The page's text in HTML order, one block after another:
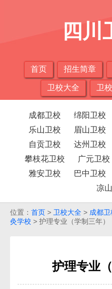
四川
首页 招生简章
卫校大全 卫
成都卫校 绵阳卫校
乐山卫校
眉山卫校
自贡卫校
达州卫校
攀枝花卫校
广元卫校
雅安卫校
巴中卫校
凉
位置： 首页 > 卫校大全 > 成都卫
灸学校 > 护理专业（学制三年）
护理专业